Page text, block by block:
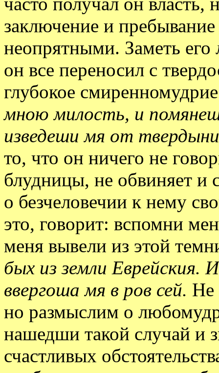
заключение и
неопрятными. Заметь
он все переносил с
глубокое
мною милость, и
изведеши мя от
то, что он ничего не
блудницы, не обвиняет и
о безчеловечии к нему
это, говорит: вспомни
меня вывели из этой
бых из земли Еврейския.
ввергоша мя в ров сей. Не
но размыслим о
нашедши такой случай и
счастливых